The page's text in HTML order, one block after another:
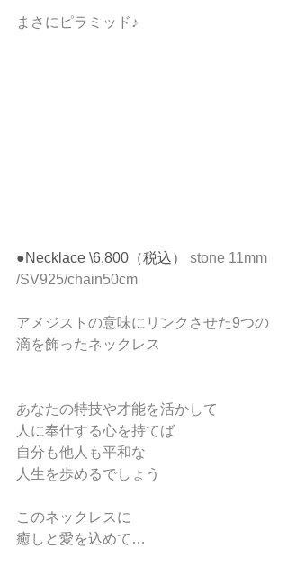
まさにピラミッド♪
●Necklace \6,800（税込）
stone 11mm
/SV925/chain50cm
アメジストの意味にリンクさせた9つの
滴を飾ったネックレス
あなたの特技や才能を活かして
人に奉仕する心を持てば
自分も他人も平和な
人生を歩めるでしょう
このネックレスに
癒しと愛を込めて…